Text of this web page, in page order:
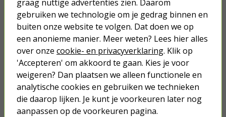
Je verwacht het niet
Turbo onkruidverdelger (Concentraat,
3x 100ml) | Ook voor je gazon!
43,
50
40,
89
graag nuttige advertenties zien. Daarom
gebruiken we technologie om je gedrag binnen en
buiten onze website te volgen. Dat doen we op
een anonieme manier. Meer weten? Lees hier alles
over onze cookie- en privacyverklaring. Klik op
'Accepteren' om akkoord te gaan. Kies je voor
weigeren? Dan plaatsen we alleen functionele en
analytische cookies en gebruiken we technieken
die daarop lijken. Je kunt je voorkeuren later nog
aanpassen op de voorkeuren pagina.